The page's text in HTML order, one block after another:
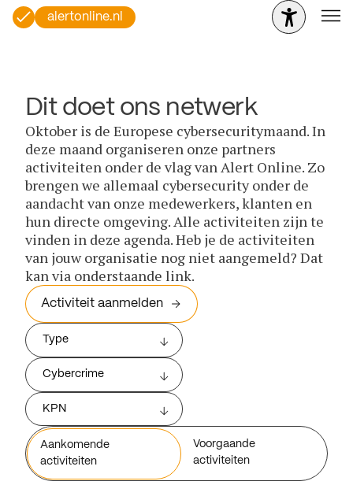
alertonline.nl
Dit doet ons netwerk
Oktober is de Europese cybersecuritymaand. In
deze maand organiseren onze partners
activiteiten onder de vlag van Alert Online. Zo
brengen we allemaal cybersecurity onder de
aandacht van onze medewerkers, klanten en
hun directe omgeving. Alle activiteiten zijn te
vinden in deze agenda. Heb je de activiteiten
van jouw organisatie nog niet aangemeld? Dat
kan via onderstaande link.
Activiteit aanmelden
Type
Cybercrime
KPN
Aankomende
activiteiten
Voorgaande
activiteiten